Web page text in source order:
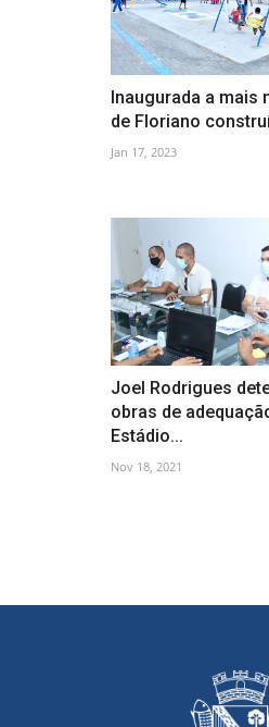
Inaugurada a mais
de Floriano
Jan 17, 2023
Joel Rodrigues
obras de
Estádio...
Nov 18, 2021